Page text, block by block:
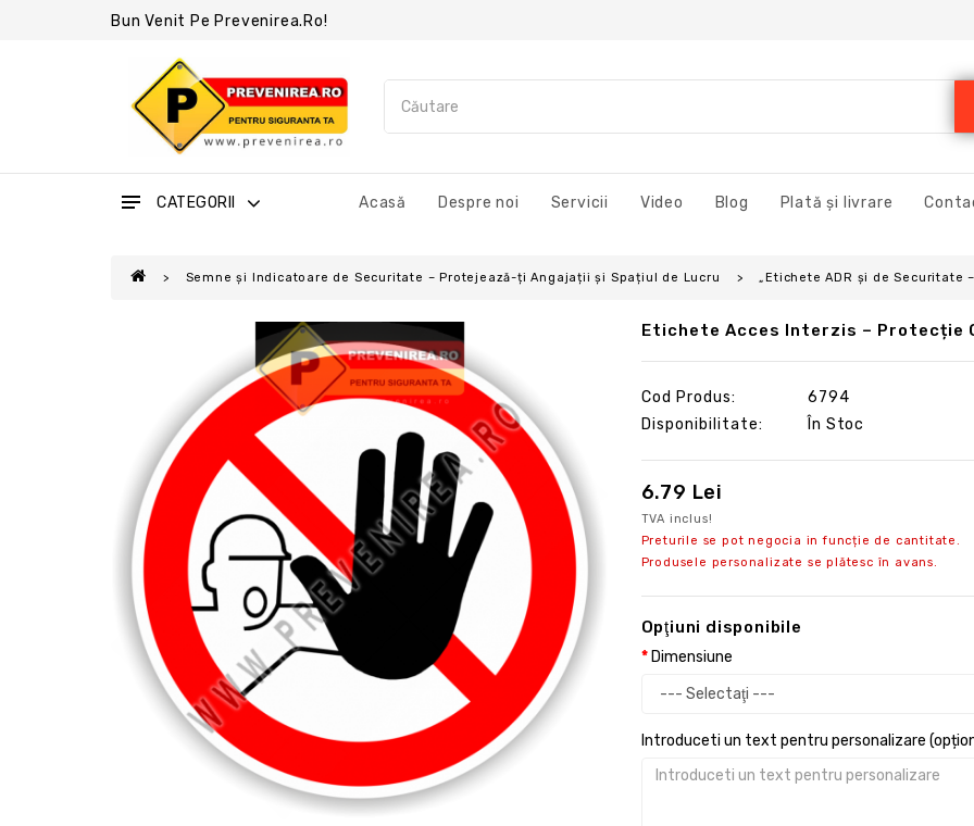
Bun Venit Pe Prevenirea.ro!
CATEGORII Acasă Despre noi Servicii Video Blog Plată și livrare
Semne și Indicatoare de Securitate – Protejează-ți Angajații și Spațiul de Lucru „Etichete ADR și de Securitate
Etichete Acces Interzis – Protecție
Cod Produs:
6794
Disponibilitate:
În Stoc
6.79 Lei
TVA inclus!
Preturile se pot negocia in funcție de cantitate.
Produsele personalizate se plătesc în avans.
Opţiuni disponibile
Dimensiune
Introduceti un text pentru personalizare